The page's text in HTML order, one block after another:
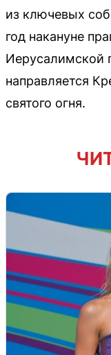
из ключевых
год накануне
Иерусалимской
направляется
святого огня.